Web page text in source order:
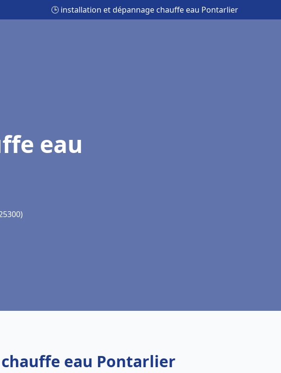
🕒 installation et dépannage chauffe eau Pontarlier
eau
eau Pontarlier